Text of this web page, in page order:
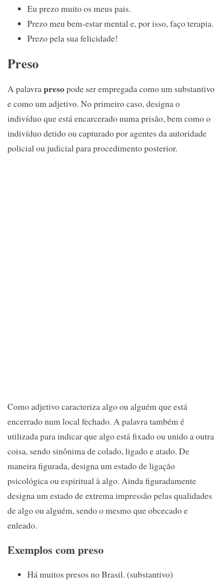
Eu prezo muito os meus pais.
Prezo meu bem-estar mental e, por isso, faço terapia.
Prezo pela sua felicidade!
Preso
A palavrapresopode ser empregada como um substantivo
e como um adjetivo. No primeiro caso, designa o
indivíduo que está encarcerado numa prisão, bem como o
indivíduo detido ou capturado por agentes da autoridade
policial ou judicial para procedimento posterior.
Como adjetivo caracteriza algo ou alguém que está
encerrado num local fechado. A palavra também é
utilizada para indicar que algo está fixado ou unido a outra
coisa, sendo sinônima de colado, ligado e atado. De
maneira figurada, designa um estado de ligação
psicológica ou espiritual à algo. Ainda figuradamente
designa um estado de extrema impressão pelas qualidades
de algo ou alguém, sendo o mesmo que obcecado e
enleado.
Exemplos com preso
Há muitos presos no Brasil. (substantivo)